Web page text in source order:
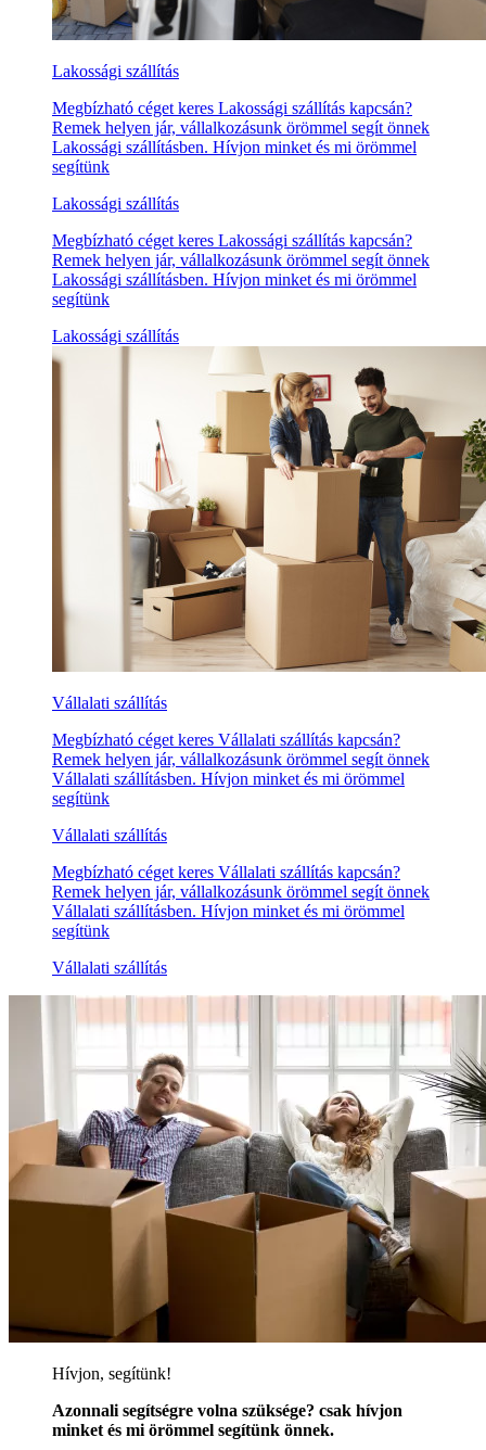
Lakossági szállítás
Megbízható céget keres Lakossági szállítás kapcsán?
Remek helyen jár, vállalkozásunk örömmel segít önnek
Lakossági szállításben. Hívjon minket és mi örömmel
segítünk
Lakossági szállítás
Megbízható céget keres Lakossági szállítás kapcsán?
Remek helyen jár, vállalkozásunk örömmel segít önnek
Lakossági szállításben. Hívjon minket és mi örömmel
segítünk
Lakossági szállítás
Vállalati szállítás
Megbízható céget keres Vállalati szállítás kapcsán?
Remek helyen jár, vállalkozásunk örömmel segít önnek
Vállalati szállításben. Hívjon minket és mi örömmel
segítünk
Vállalati szállítás
Megbízható céget keres Vállalati szállítás kapcsán?
Remek helyen jár, vállalkozásunk örömmel segít önnek
Vállalati szállításben. Hívjon minket és mi örömmel
segítünk
Vállalati szállítás
Hívjon, segítünk!
Azonnali segítségre volna szüksége? csak hívjon
minket és mi örömmel segítünk önnek.